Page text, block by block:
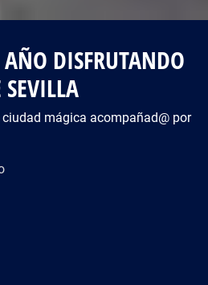
DISFRUTANDO
SEVILLA
mágica acompañad@ por